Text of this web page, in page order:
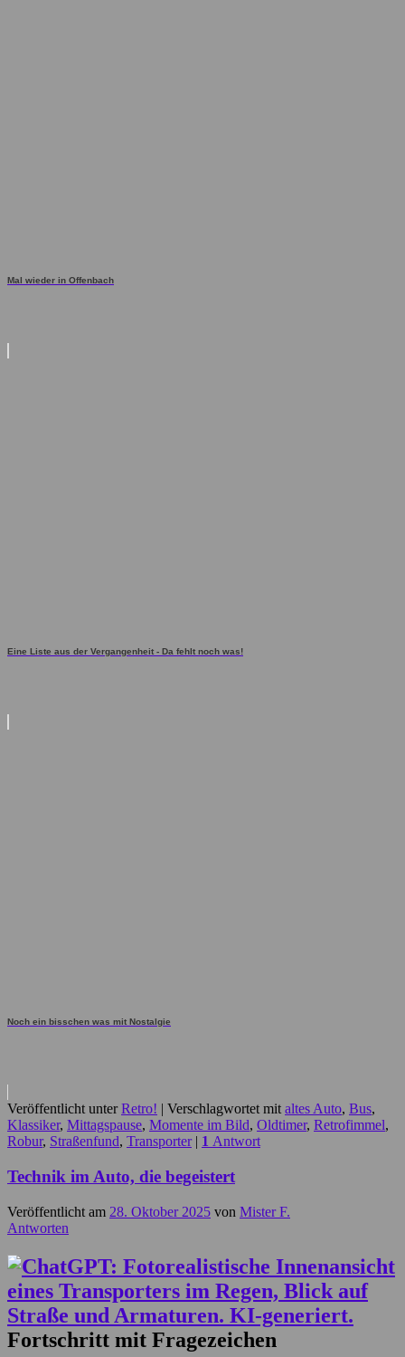
Mal wieder in Offenbach
Eine Liste aus der Vergangenheit - Da fehlt noch was!
Noch ein bisschen was mit Nostalgie
Veröffentlicht unter Retro! | Verschlagwortet mit altes Auto, Bus,
Klassiker, Mittagspause, Momente im Bild, Oldtimer, Retrofimmel,
Robur, Straßenfund, Transporter | 1 Antwort
Technik im Auto, die begeistert
Veröffentlicht am 28. Oktober 2025 von Mister F.
Antworten
Fortschritt mit Fragezeichen